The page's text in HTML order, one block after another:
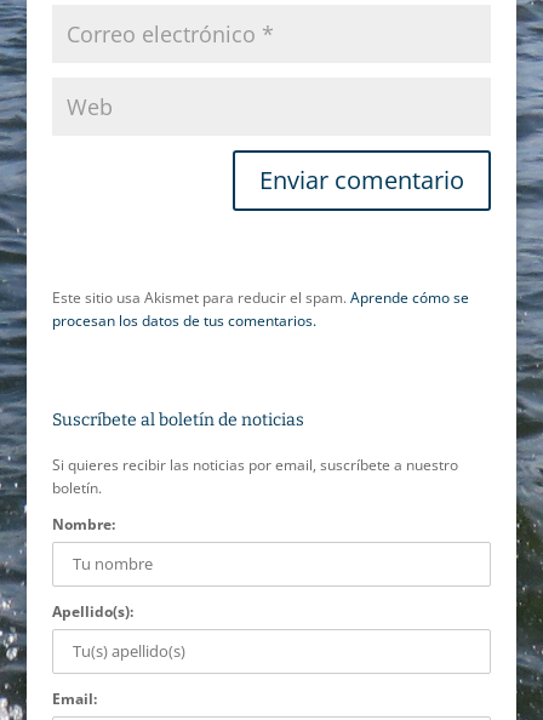
Este sitio usa Akismet para reducir el spam.Aprende cómo se
procesan los datos de tus comentarios.
Suscríbete al boletín de noticias
Si quieres recibir las noticias por email, suscríbete a nuestro
boletín.
Nombre:
Apellido(s):
Email: